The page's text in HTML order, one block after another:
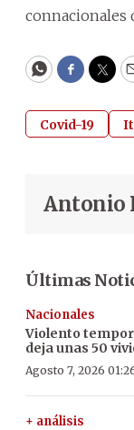
connacionales
WhatsApp
Covid-19
Antonio
Últimas
Nacionales
Violento
deja unas 50
Agosto 7, 2026
+ análisis